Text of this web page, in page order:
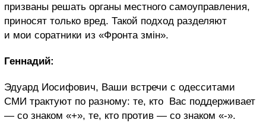
призваны решать органы местного самоуправления,
приносят только вред. Такой подход разделяют
и мои соратники из «Фронта змін».
Геннадий:
Эдуард Иосифович, Ваши встречи с одесситами
СМИ трактуют по разному: те, кто Вас поддерживает
— со знаком «+», те, кто против — со знаком «-».